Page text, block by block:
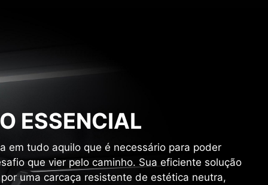
ESSENCIAL
em tudo aquilo que é necessário para poder
que vier pelo caminho. Sua eficiente solução
uma carcaça resistente de estética neutra,